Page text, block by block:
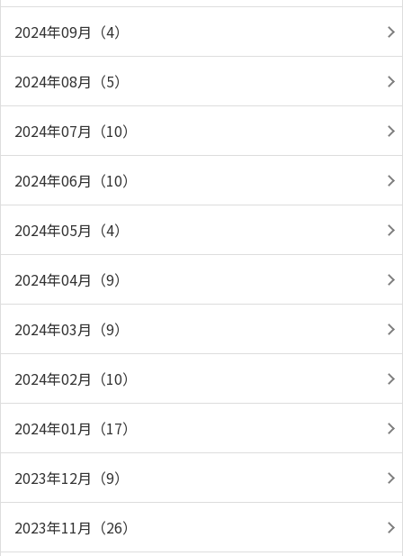
2024年09月（4）
2024年08月（5）
2024年07月（10）
2024年06月（10）
2024年05月（4）
2024年04月（9）
2024年03月（9）
2024年02月（10）
2024年01月（17）
2023年12月（9）
2023年11月（26）